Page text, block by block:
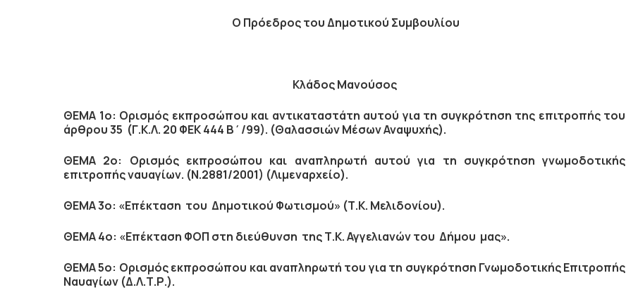
Ο Πρόεδρος του Δημοτικού Συμβουλίου
Κλάδος Μανούσος
ΘΕΜΑ 1ο: Ορισμός εκπροσώπου και αντικαταστάτη αυτού για τη συγκρότηση της επιτροπής του
άρθρου 35 (Γ.Κ.Λ. 20 ΦΕΚ 444 Β΄/99). (Θαλασσιών Μέσων Αναψυχής).
ΘΕΜΑ 2ο: Ορισμός εκπροσώπου και αναπληρωτή αυτού για τη συγκρότηση γνωμοδοτικής
επιτροπής ναυαγίων. (Ν.2881/2001) (Λιμεναρχείο).
ΘΕΜΑ 3ο: «Επέκταση του Δημοτικού Φωτισμού» (Τ.Κ. Μελιδονίου).
ΘΕΜΑ 4ο: «Επέκταση ΦΟΠ στη διεύθυνση της Τ.Κ. Αγγελιανών του Δήμου μας».
ΘΕΜΑ 5ο: Ορισμός εκπροσώπου και αναπληρωτή του για τη συγκρότηση Γνωμοδοτικής Επιτροπής
Ναυαγίων (Δ.Λ.Τ.Ρ.).